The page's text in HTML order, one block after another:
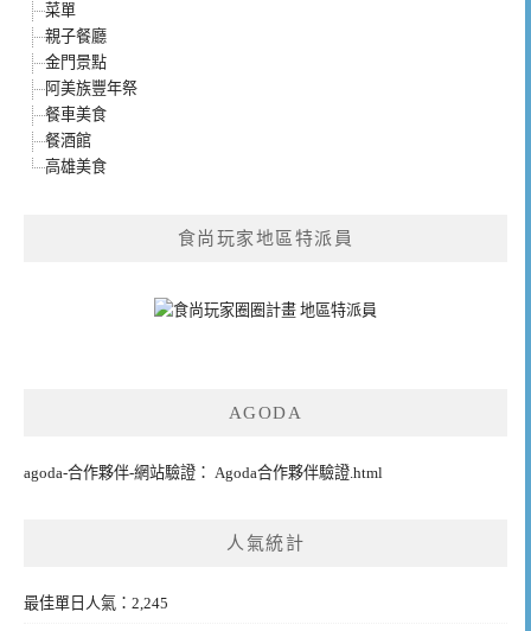
菜單
親子餐廳
金門景點
阿美族豐年祭
餐車美食
餐酒館
高雄美食
食尚玩家地區特派員
AGODA
agoda-合作夥伴-網站驗證： Agoda合作夥伴驗證.html
人氣統計
最佳單日人氣：2,245